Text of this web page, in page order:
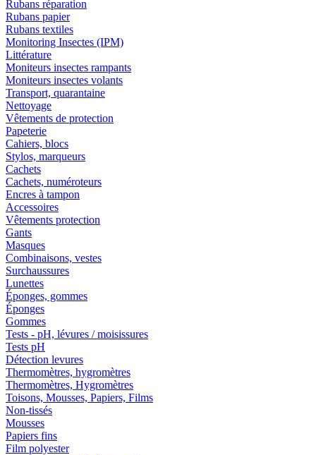
Rubans réparation
Rubans papier
Rubans textiles
Monitoring Insectes (IPM)
Littérature
Moniteurs insectes rampants
Moniteurs insectes volants
Transport, quarantaine
Nettoyage
Vêtements de protection
Papeterie
Cahiers, blocs
Stylos, marqueurs
Cachets
Cachets, numéroteurs
Encres à tampon
Accessoires
Vêtements protection
Gants
Masques
Combinaisons, vestes
Surchaussures
Lunettes
Éponges, gommes
Éponges
Gommes
Tests - pH, lévures / moisissures
Tests pH
Détection levures
Thermomètres, hygromètres
Thermomètres, Hygromètres
Toisons, Mousses, Papiers, Films
Non-tissés
Mousses
Papiers fins
Film polyester